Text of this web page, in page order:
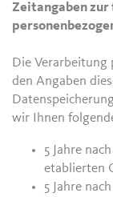
Zeitangaben
Die Verarbeitung
den Angaben
wir Ihnen
5 Jahre
etablierten
5 Jahre